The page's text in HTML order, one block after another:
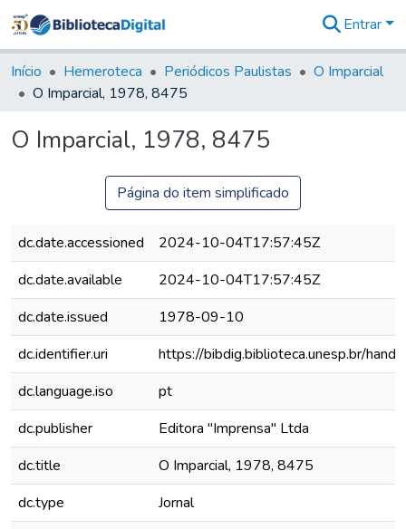
&
Coleções
Tudo na
Digital
Entrar
Início Hemeroteca Periódicos Paulistas
O Imparcial
O Imparcial, 1978, 8475
O Imparcial, 1978, 8475
Página do item simplificado
dc.date.accessioned
2024-10-04T17:57:45Z
dc.date.available
2024-10-04T17:57:45Z
dc.date.issued
1978-09-10
dc.identifier.uri
https://bibdig.biblioteca.unesp.br/
dc.language.iso
pt
dc.publisher
Editora "Imprensa" Ltda
dc.title
O Imparcial, 1978, 8475
dc.type
Jornal